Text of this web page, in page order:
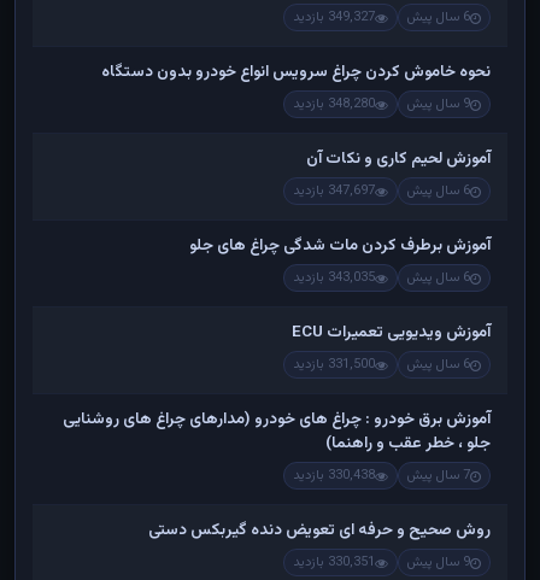
6 سال پیش 349,327 بازدید
نحوه خاموش کردن چراغ سرویس انواع خودرو بدون دستگاه
9 سال پیش 348,280 بازدید
آموزش لحیم کاری و نکات آن
6 سال پیش 347,697 بازدید
آموزش برطرف کردن مات شدگی چراغ های جلو
6 سال پیش 343,035 بازدید
آموزش ویدیویی تعمیرات ECU
6 سال پیش 331,500 بازدید
آموزش برق خودرو : چراغ های خودرو (مدارهای چراغ های روشنایی
جلو ، خطر عقب و راهنما)
7 سال پیش 330,438 بازدید
روش صحیح و حرفه ای تعویض دنده گیربکس دستی
9 سال پیش 330,351 بازدید